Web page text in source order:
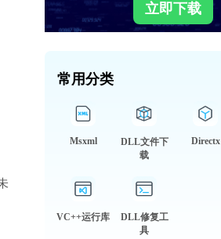
立即下载
常用分类
Msxml
DLL文件下
载
Directx
VC++运行库
DLL修复工
具